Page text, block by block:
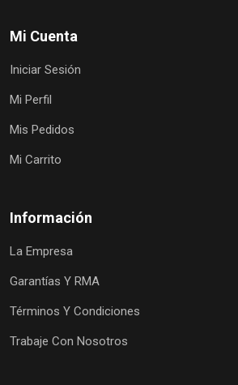
Mi Cuenta
Iniciar Sesión
Mi Perfil
Mis Pedidos
Mi Carrito
Información
La Empresa
Garantías Y RMA
Términos Y Condiciones
Trabaje Con Nosotros